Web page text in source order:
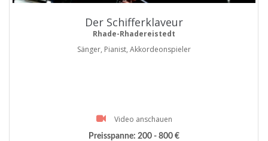
Der Schifferklaveur
Rhade-Rhadereistedt
Sänger, Pianist, Akkordeonspieler
Video anschauen
Preisspanne: 200 - 800 €